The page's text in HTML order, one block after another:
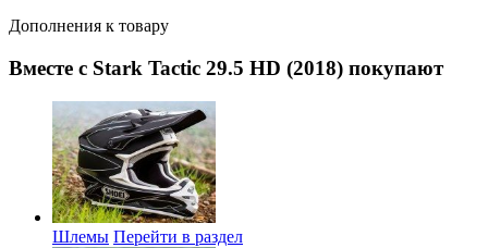
Дополнения к товару
Вместе с Stark Tactic 29.5 HD (2018) покупают
Шлемы Перейти в раздел